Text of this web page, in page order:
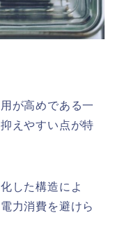
が高めである一
えやすい点が特
した構造によ
力消費を避けら